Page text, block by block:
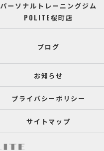
パーソナルトレーニングジム
POLITE桜町店
ブログ
お知らせ
プライバシーポリシー
サイトマップ